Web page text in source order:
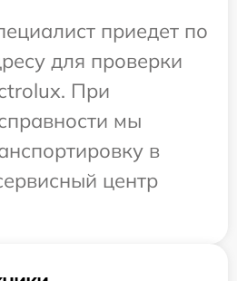
приедет по
для проверки
При
мы
в
центр